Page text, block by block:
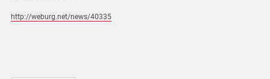
http://weburg.net/news/40335